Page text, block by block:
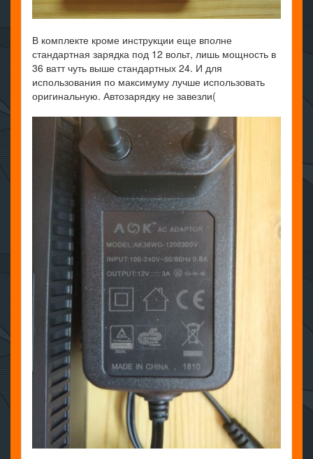
В комплекте кроме инструкции еще вполне
стандартная зарядка под 12 вольт, лишь мощность в
36 ватт чуть выше стандартных 24. И для
использования по максимуму лучше использовать
оригинальную. Автозарядку не завезли(